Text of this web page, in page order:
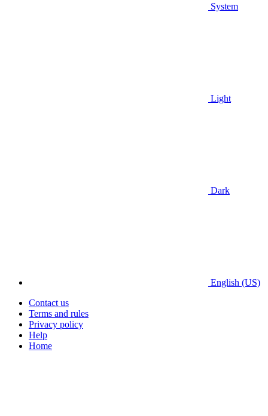
System
Light
Dark
English (US)
Contact us
Terms and rules
Privacy policy
Help
Home